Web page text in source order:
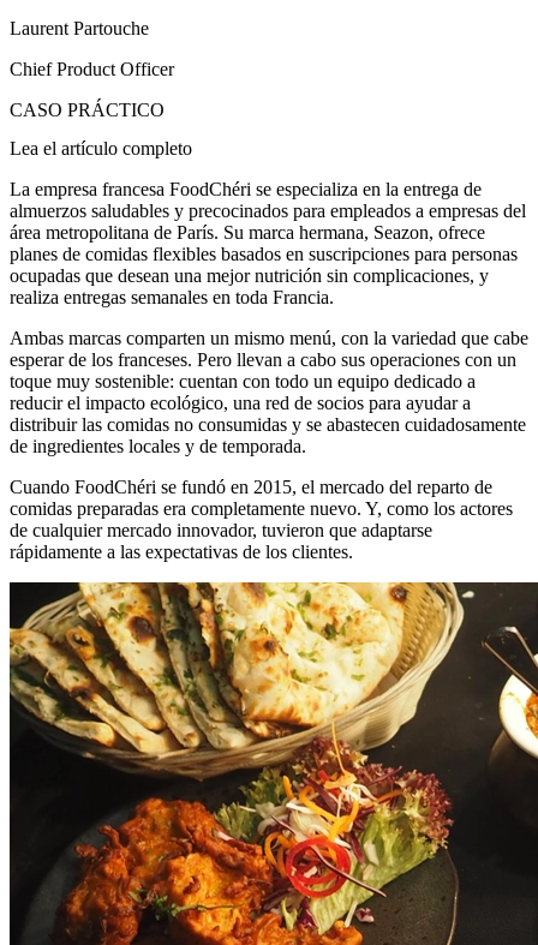
Laurent Partouche
Chief Product Officer
CASO PRÁCTICO
Lea el artículo completo
La empresa francesa FoodChéri se especializa en la entrega de
almuerzos saludables y precocinados para empleados a empresas del
área metropolitana de París. Su marca hermana, Seazon, ofrece
planes de comidas flexibles basados en suscripciones para personas
ocupadas que desean una mejor nutrición sin complicaciones, y
realiza entregas semanales en toda Francia.
Ambas marcas comparten un mismo menú, con la variedad que cabe
esperar de los franceses. Pero llevan a cabo sus operaciones con un
toque muy sostenible: cuentan con todo un equipo dedicado a
reducir el impacto ecológico, una red de socios para ayudar a
distribuir las comidas no consumidas y se abastecen cuidadosamente
de ingredientes locales y de temporada.
Cuando FoodChéri se fundó en 2015, el mercado del reparto de
comidas preparadas era completamente nuevo. Y, como los actores
de cualquier mercado innovador, tuvieron que adaptarse
rápidamente a las expectativas de los clientes.